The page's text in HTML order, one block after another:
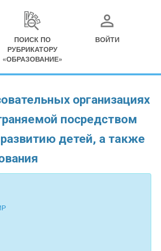
ПОИСК ПО
РУБРИКАТОРУ
«ОБРАЗОВАНИЕ»
ВОЙТИ
организациях
посредством
детей, а также